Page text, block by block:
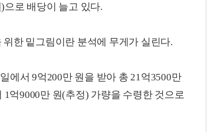
으로 배당이 늘고 있다.
한 밑그림이란 분석에 무게가 실린다.
에서 9억200만 원을 받아 총 21억3500만
억9000만 원(추정) 가량을 수령한 것으로